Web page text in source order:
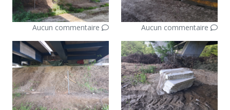
Aucun commentaire Aucun commentaire